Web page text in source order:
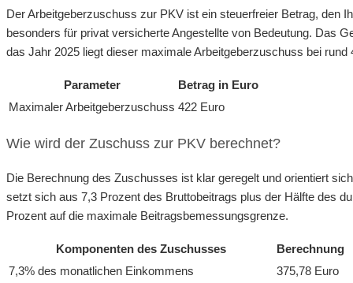
Der Arbeitgeberzuschuss zur PKV ist ein steuerfreier Betrag, den
besonders für privat versicherte Angestellte von Bedeutung. Das
das Jahr 2025 liegt dieser maximale Arbeitgeberzuschuss bei rund
Parameter
Betrag in Euro
Maximaler Arbeitgeberzuschuss 422 Euro
Wie wird der Zuschuss zur PKV berechnet?
Die Berechnung des Zuschusses ist klar geregelt und orientiert
setzt sich aus 7,3 Prozent des Bruttobeitrags plus der Hälfte des
Prozent auf die maximale Beitragsbemessungsgrenze.
Komponenten des Zuschusses
Berechnung
7,3% des monatlichen Einkommens
375,78 Euro